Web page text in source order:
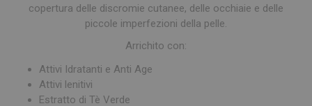
copertura delle discromie cutanee, delle occhiaie e delle
piccole imperfezioni della pelle.
Arrichito con:
Attivi Idratanti e Anti Age
Attivi lenitivi
Estratto di Tè Verde